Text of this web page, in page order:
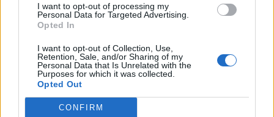
I want to opt-out of processing my
Personal Data for Targeted Advertising.
Opted In
I want to opt-out of Collection, Use,
Retention, Sale, and/or Sharing of my
Personal Data that Is Unrelated with the
Purposes for which it was collected.
Opted Out
CONFIRM
Raktažodžiai
Komentarai